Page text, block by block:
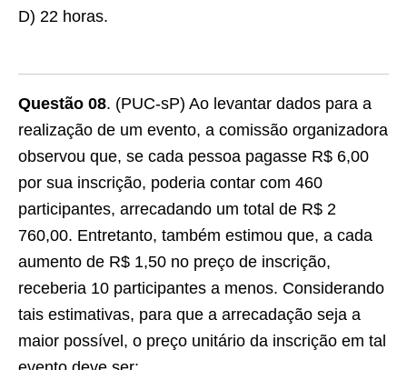
D) 22 horas.
Questão 08. (PUC-sP) Ao levantar dados para a
realização de um evento, a comissão organizadora
observou que, se cada pessoa pagasse R$ 6,00
por sua inscrição, poderia contar com 460
participantes, arrecadando um total de R$ 2
760,00. Entretanto, também estimou que, a cada
aumento de R$ 1,50 no preço de inscrição,
receberia 10 participantes a menos. Considerando
tais estimativas, para que a arrecadação seja a
maior possível, o preço unitário da inscrição em tal